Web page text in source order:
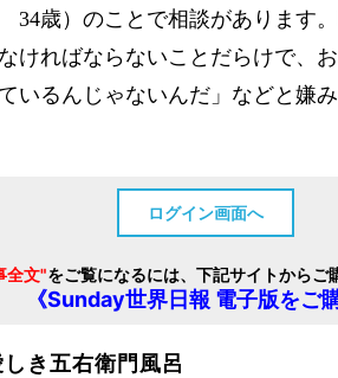
34歳）のことで相談があります
ければならないことだらけで、
いるんじゃないんだ」などと嫌み
ログイン画面へ
全文"をご覧になるには、下記サイトからご
《Sunday世界日報 電子版をご
き五右衛門風呂